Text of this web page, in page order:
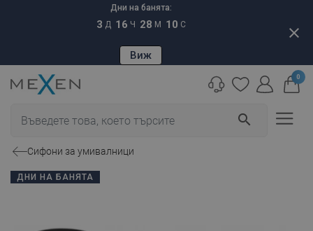
Дни на банята:
3 Д 16 Ч 28 М 09 С
Виж
close
search
0
Сифони за умивалници
ДНИ НА БАНЯТА